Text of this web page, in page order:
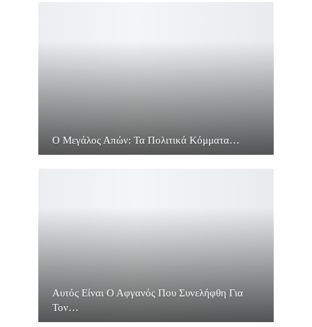
Ο Μεγάλος Απών: Τα Πολιτικά Κόμματα…
Αυτός Είναι Ο Αφγανός Που Συνελήφθη Για
Τον…